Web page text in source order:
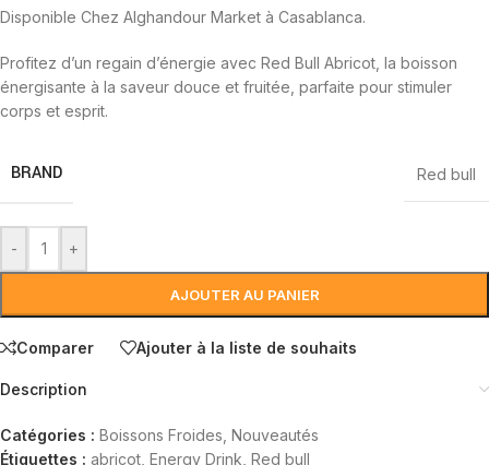
Disponible Chez Alghandour Market à Casablanca.
Profitez d’un regain d’énergie avec Red Bull Abricot, la boisson
énergisante à la saveur douce et fruitée, parfaite pour stimuler
corps et esprit.
BRAND Red bull
- +
AJOUTER AU PANIER
Comparer Ajouter à la liste de souhaits
Description
Catégories : Boissons Froides Nouveautés
Étiquettes : abricot Energy Drink Red bull